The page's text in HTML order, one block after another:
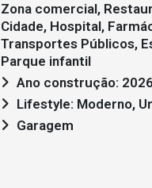
Zona comercial,
Cidade, Hospital,
Transportes Públicos,
Parque infantil
Ano construção:
Lifestyle: Moderno,
Garagem